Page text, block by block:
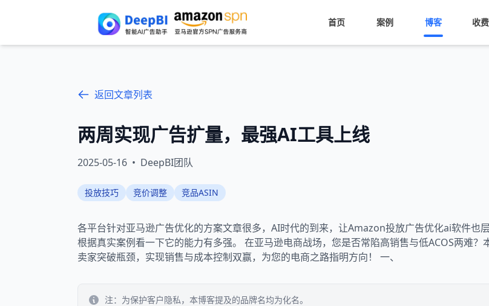
首页 案例 博客 收
返回文章列表
两周实现广告扩量，最强AI工具上线
2025-05-16 • DeepBI团队
投放技巧 竞价调整 竞品ASIN
各平台针对亚马逊广告优化的方案文章很多，AI时代的到来，让Amazon投放广告优化ai软件也
根据真实案例看一下它的能力有多强。 在亚马逊电商战场，您是否常陷高销售与低ACOS两难
卖家突破瓶颈，实现销售与成本控制双赢，为您的电商之路指明方向！ 一、
注：为保护客户隐私，本博客提及的品牌名均为化名。